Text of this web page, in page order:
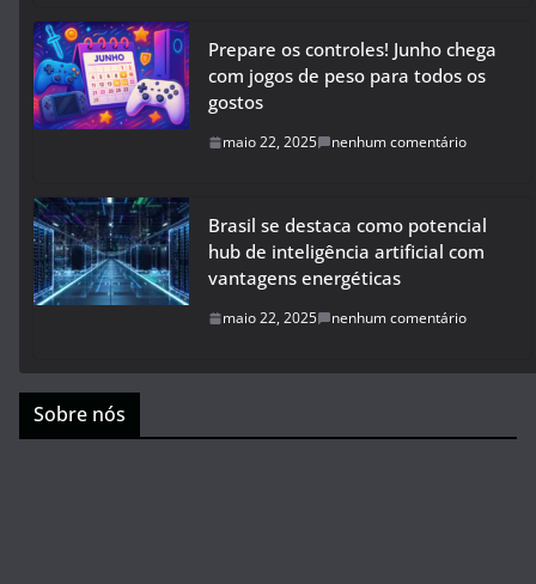
Prepare os controles! Junho chega
com jogos de peso para todos os
gostos
maio 22, 2025 nenhum comentário
Brasil se destaca como potencial
hub de inteligência artificial com
vantagens energéticas
maio 22, 2025 nenhum comentário
Sobre nós